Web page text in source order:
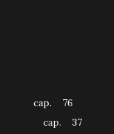
cap. 76
37